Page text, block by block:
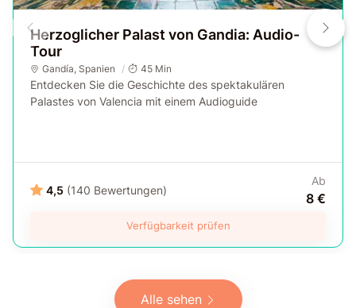
Herzoglicher Palast von Gandia: Audio-
Tour
Gandía Spanien 45 Min
Entdecken Sie die Geschichte des spektakulären
Palastes von Valencia mit einem Audioguide
4,5 (140 Bewertungen)
Ab
8 €
Verfügbarkeit prüfen
Alle sehen